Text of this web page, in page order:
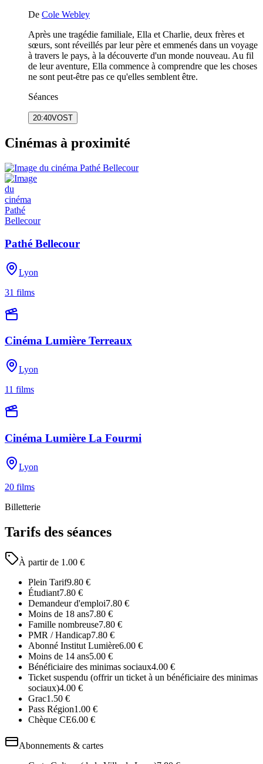
De Cole Webley
Après une tragédie familiale, Ella et Charlie, deux frères et
sœurs, sont réveillés par leur père et emmenés dans un voyage
à travers le pays, à la découverte d'un monde nouveau. Au fil
de leur aventure, Ella commence à comprendre que les choses
ne sont peut-être pas ce qu'elles semblent être.
Séances
20:40VOST
Cinémas à proximité
Pathé Bellecour
Lyon
31 films
Cinéma Lumière Terreaux
Lyon
11 films
Cinéma Lumière La Fourmi
Lyon
20 films
Billetterie
Tarifs des séances
À partir de 1.00 €
Plein Tarif9.80 €
Étudiant7.80 €
Demandeur d'emploi7.80 €
Moins de 18 ans7.80 €
Famille nombreuse7.80 €
PMR / Handicap7.80 €
Abonné Institut Lumière6.00 €
Moins de 14 ans5.00 €
Bénéficiaire des minimas sociaux4.00 €
Ticket suspendu (offrir un ticket à un bénéficiaire des minimas
sociaux)4.00 €
Grac1.50 €
Pass Région1.00 €
Chèque CE6.00 €
Abonnements & cartes